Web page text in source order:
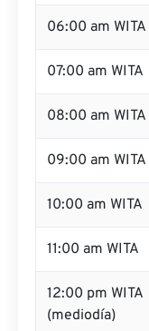
06:00 am WITA
07:00 am WITA
08:00 am WITA
09:00 am WITA
10:00 am WITA
11:00 am WITA
12:00 pm WITA
(mediodía)